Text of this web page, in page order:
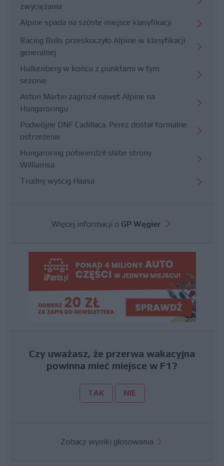
zwyciężania
Alpine spada na szóste miejsce klasyfikacji
Racing Bulls przeskoczyło Alpine w klasyfikacji
generalnej
Hulkenberg w końcu z punktami w tym
sezonie
Aston Martin zagroził nawet Alpine na
Hungaroringu
Podwójne DNF Cadillaca. Perez dostał formalne
ostrzeżenie
Hungaroring potwierdził słabe strony
Williamsa
Trudny wyścig Haasa
Więcej informacji o GP Węgier
Czy uważasz, że przerwa wakacyjna
powinna mieć miejsce w F1?
TAK NIE
Zobacz wyniki głosowania